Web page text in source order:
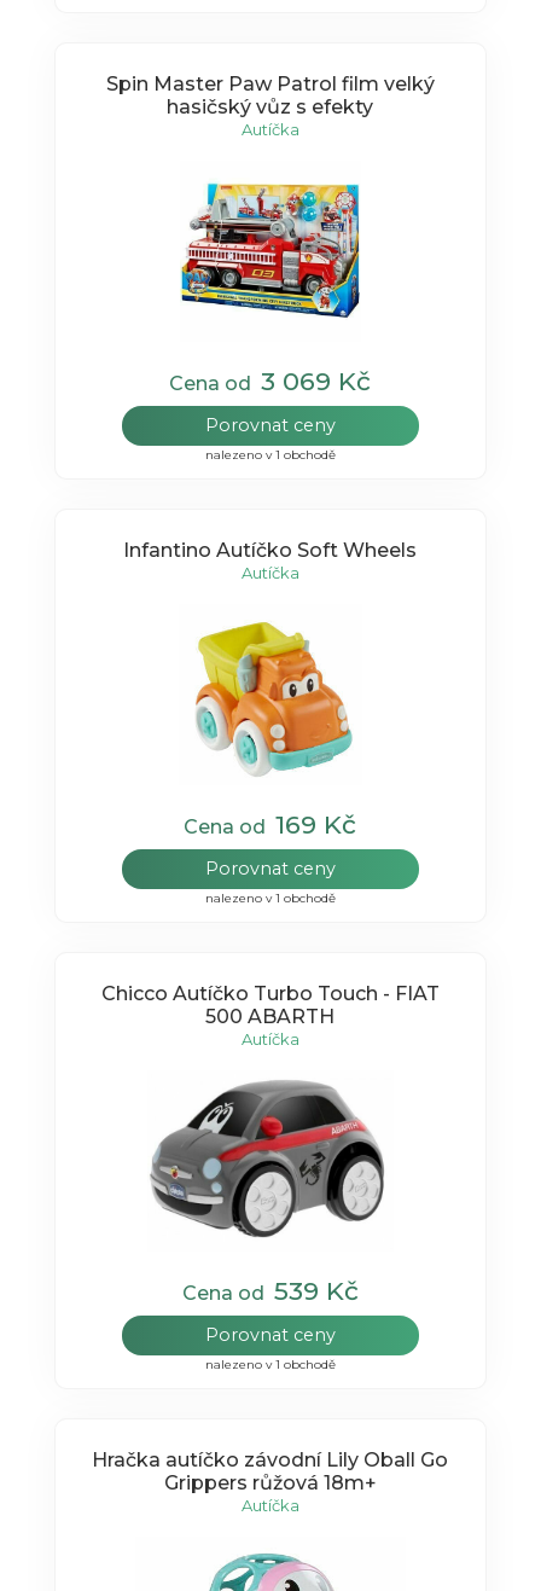
Spin Master Paw Patrol film velký
hasičský vůz s efekty
Autíčka
Cena od3 069 Kč
Porovnat ceny
nalezeno v 1 obchodě
Infantino Autíčko Soft Wheels
Autíčka
Cena od169 Kč
Porovnat ceny
nalezeno v 1 obchodě
Chicco Autíčko Turbo Touch - FIAT
500 ABARTH
Autíčka
Cena od 539 Kč
Porovnat ceny
nalezeno v 1 obchodě
Hračka autíčko závodní Lily Oball Go
Grippers růžová 18m+
Autíčka